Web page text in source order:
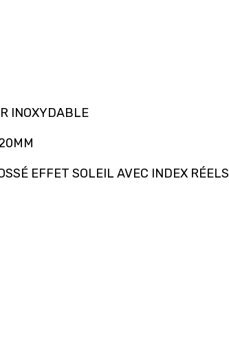
INOXYDABLE
EFFET SOLEIL AVEC INDEX RÉELS